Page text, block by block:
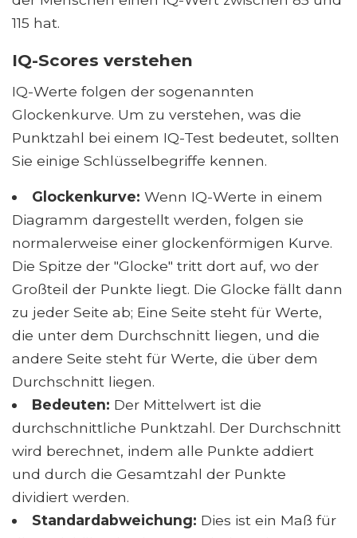
115 hat.
IQ-Scores verstehen
IQ-Werte folgen der sogenannten
Glockenkurve. Um zu verstehen, was die
Punktzahl bei einem IQ-Test bedeutet, sollten
Sie einige Schlüsselbegriffe kennen.
Glockenkurve: Wenn IQ-Werte in einem
Diagramm dargestellt werden, folgen sie
normalerweise einer glockenförmigen Kurve.
Die Spitze der "Glocke" tritt dort auf, wo der
Großteil der Punkte liegt. Die Glocke fällt dann
zu jeder Seite ab; Eine Seite steht für Werte,
die unter dem Durchschnitt liegen, und die
andere Seite steht für Werte, die über dem
Durchschnitt liegen.
Bedeuten: Der Mittelwert ist die
durchschnittliche Punktzahl. Der Durchschnitt
wird berechnet, indem alle Punkte addiert
und durch die Gesamtzahl der Punkte
dividiert werden.
Standardabweichung: Dies ist ein Maß für